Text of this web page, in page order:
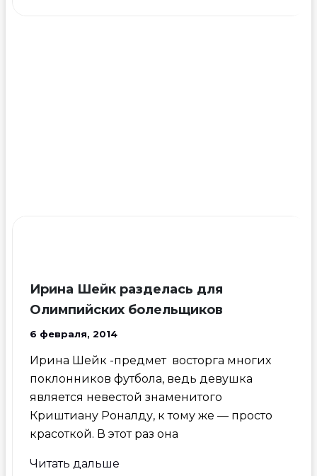
Ирина Шейк разделась для
Олимпийских болельщиков
6 февраля, 2014
Ирина Шейк -предмет восторга многих
поклонников футбола, ведь девушка
является невестой знаменитого
Криштиану Роналду, к тому же — просто
красоткой. В этот раз она
Ирина
Читать дальше